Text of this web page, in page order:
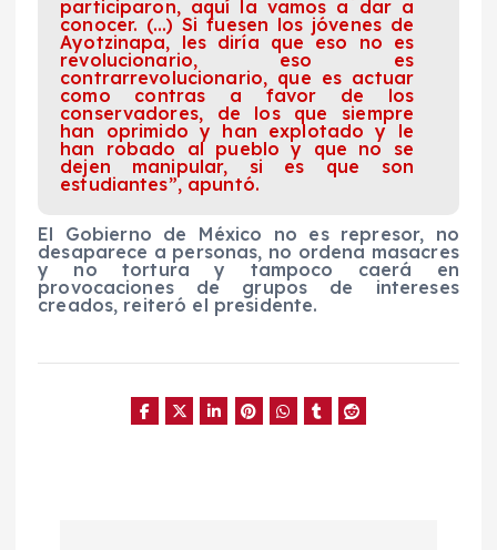
participaron, aquí la vamos a dar a
conocer. (…) Si fuesen los jóvenes de
Ayotzinapa, les diría que eso no es
revolucionario, eso es
contrarrevolucionario, que es actuar
como contras a favor de los
conservadores, de los que siempre
han oprimido y han explotado y le
han robado al pueblo y que no se
dejen manipular, si es que son
estudiantes”, apuntó.
El Gobierno de México no es represor, no
desaparece a personas, no ordena masacres
y no tortura y tampoco caerá en
provocaciones de grupos de intereses
creados, reiteró el presidente.